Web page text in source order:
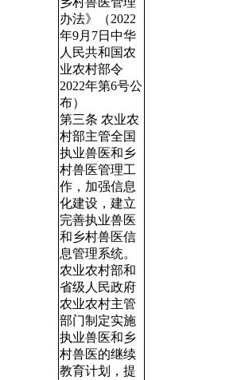
办法》（2022
年9月7日中华
人民共和国农
业农村部令
2022年第6号公
布）
第三条 农业农
村部主管全国
执业兽医和乡
村兽医管理工
作，加强信息
化建设，建立
完善执业兽医
和乡村兽医信
息管理系统。
农业农村部和
省级人民政府
农业农村主管
部门制定实施
执业兽医和乡
村兽医的继续
教育计划，提